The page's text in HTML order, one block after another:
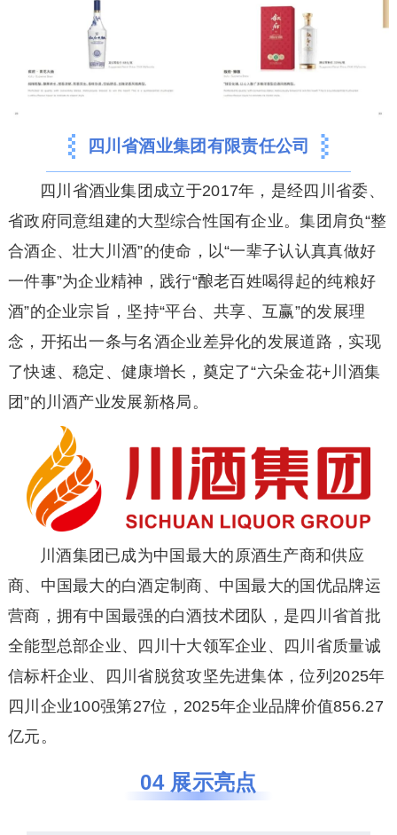
四川省酒业集团有限责任公司
四川省酒业集团成立于2017年，是经四川省委、
省政府同意组建的大型综合性国有企业。集团肩负“整
合酒企、壮大川酒”的使命，以“一辈子认认真真做好
一件事”为企业精神，践行“酿老百姓喝得起的纯粮好
酒”的企业宗旨，坚持“平台、共享、互赢”的发展理
念，开拓出一条与名酒企业差异化的发展道路，实现
了快速、稳定、健康增长，奠定了“六朵金花+川酒集
团”的川酒产业发展新格局。
川酒集团已成为中国最大的原酒生产商和供应
商、中国最大的白酒定制商、中国最大的国优品牌运
营商，拥有中国最强的白酒技术团队，是四川省首批
全能型总部企业、四川十大领军企业、四川省质量诚
信标杆企业、四川省脱贫攻坚先进集体，位列2025年
四川企业100强第27位，2025年企业品牌价值856.27
亿元。
04 展示亮点